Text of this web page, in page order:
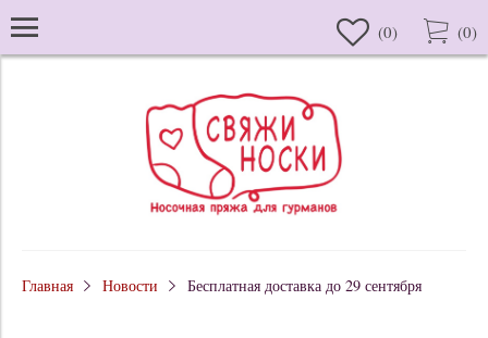
(0) (0)
Главная Новости Бесплатная доставка до 29 сентября